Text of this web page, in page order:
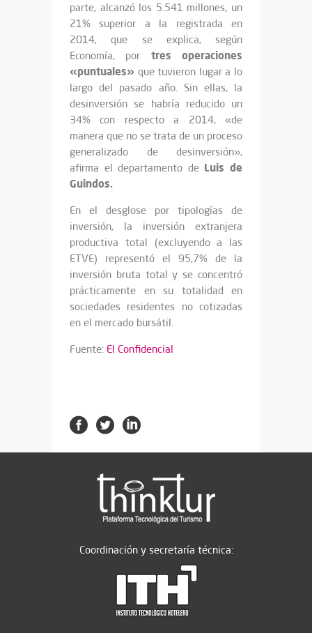
parte, alcanzó los 5.541 millones, un
21% superior a la registrada en
2014, que se explica, según
Economía, por tres operaciones
«puntuales» que tuvieron lugar a lo
largo del pasado año. Sin ellas, la
desinversión se habría reducido un
34% con respecto a 2014, «de
manera que no se trata de un proceso
generalizado de desinversión»,
afirma el departamento de Luis de
Guindos.
En el desglose por tipologías de
inversión, la inversión extranjera
productiva total (excluyendo a las
ETVE) representó el 95,7% de la
inversión bruta total y se concentró
prácticamente en su totalidad en
sociedades residentes no cotizadas
en el mercado bursátil.
Fuente: El Confidencial
Coordinación y secretaría técnica: